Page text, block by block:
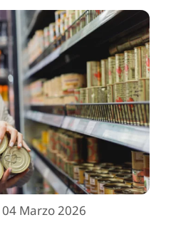
Marzo 2026